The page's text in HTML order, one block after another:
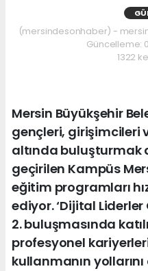
(mersindesonhaber) -
Güncelleme:
1322
Mersin Büyükşehir
gençleri, girişimcileri
altında buluşturmak
geçirilen Kampüs
eğitim programları
ediyor. ‘Dijital
2. buluşmasında
profesyonel
kullanmanın